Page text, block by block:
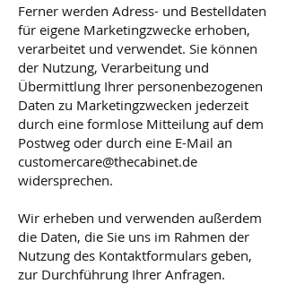
Ferner werden Adress- und Bestelldaten
für eigene Marketingzwecke erhoben,
verarbeitet und verwendet. Sie können
der Nutzung, Verarbeitung und
Übermittlung Ihrer personenbezogenen
Daten zu Marketingzwecken jederzeit
durch eine formlose Mitteilung auf dem
Postweg oder durch eine E-Mail an
customercare@thecabinet.de
widersprechen.
Wir erheben und verwenden außerdem
die Daten, die Sie uns im Rahmen der
Nutzung des Kontaktformulars geben,
zur Durchführung Ihrer Anfragen.